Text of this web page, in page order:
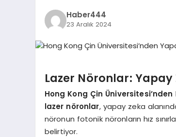
Haber444
23 Aralık 2024
Lazer Nöronlar: Yapay
Hong Kong Çin Üniversitesi’nden
lazer nöronlar, yapay zeka
nöronun fotonik nöronların hız
belirtiyor.